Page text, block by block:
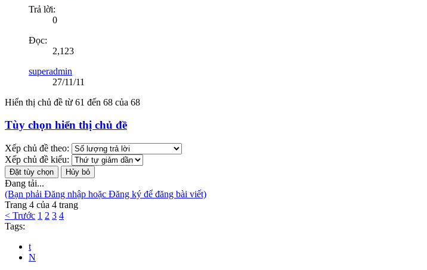
Trả lời:
0
Đọc:
2,123
superadmin
27/11/11
Hiển thị chủ đề từ 61 đến 68 của 68
Tùy chọn hiển thị chủ đề
Xếp chủ đề theo:
Xếp chủ đề kiểu:
Đang tải...
(Bạn phải Đăng nhập hoặc Đăng ký để đăng bài viết)
Trang 4 của 4 trang
< Trước 1 2 3 4
Tags:
t
N